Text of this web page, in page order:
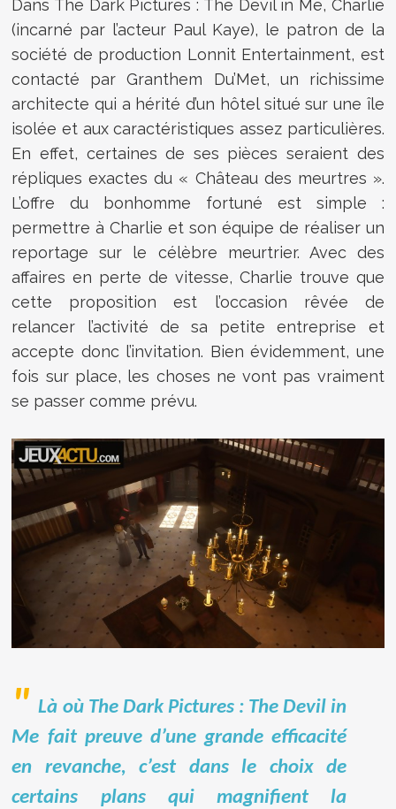
Dans The Dark Pictures : The Devil in Me, Charlie
(incarné par l’acteur Paul Kaye), le patron de la
société de production Lonnit Entertainment, est
contacté par Granthem Du’Met, un richissime
architecte qui a hérité d’un hôtel situé sur une île
isolée et aux caractéristiques assez particulières.
En effet, certaines de ses pièces seraient des
répliques exactes du « Château des meurtres ».
L’offre du bonhomme fortuné est simple :
permettre à Charlie et son équipe de réaliser un
reportage sur le célèbre meurtrier. Avec des
affaires en perte de vitesse, Charlie trouve que
cette proposition est l’occasion rêvée de
relancer l’activité de sa petite entreprise et
accepte donc l’invitation. Bien évidemment, une
fois sur place, les choses ne vont pas vraiment
se passer comme prévu.
Là où The Dark Pictures : The Devil in
Me fait preuve d’une grande efficacité
en revanche, c’est dans le choix de
certains plans qui magnifient la